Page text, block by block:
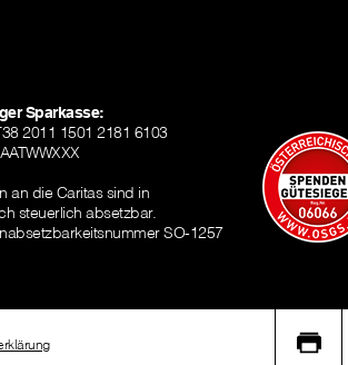
Sparkasse:
2011 1501 2181 6103
an die Caritas sind in
steuerlich absetzbar.
SO-1257